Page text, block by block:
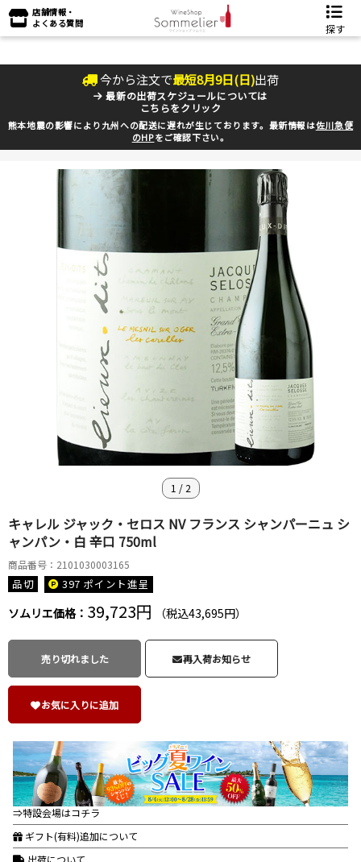
店舗情報・
よくある質問
探す
今から注文で最短8月9日(日)出荷
最新の出荷スケジュールについては
こちらをクリック
熊本地震の影響により九州への配送に遅れが生じております。最新情報は佐川急便
のHPをご確認下さい。
1 / 2
キャレル ジャック・セロス NV フランス シャンパーニュ シ
ャンパン・白 辛口 750ml
商品番号：2101030003165
品切 397 ポイント進呈
ソムリエ価格： 39,723円 （税込43,695円）
売り切れました 再入荷お知らせ
お気に入りに追加
⇒特設会場はコチラ
ギフト(有料)追加について
出荷について